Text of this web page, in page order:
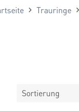
Trauringe
Sortierung